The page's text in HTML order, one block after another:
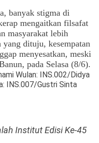
banyak stigma di
mengaitkan filsafat
masyarakat lebih
dituju, kesempatan
menyesatkan, meski
pada Selasa (8/6).
Wulan: INS.002/Didya
INS.007/Gustri Sinta
Institut Edisi Ke-45